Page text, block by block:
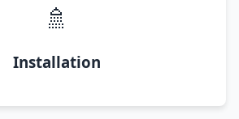
🚿
Installation